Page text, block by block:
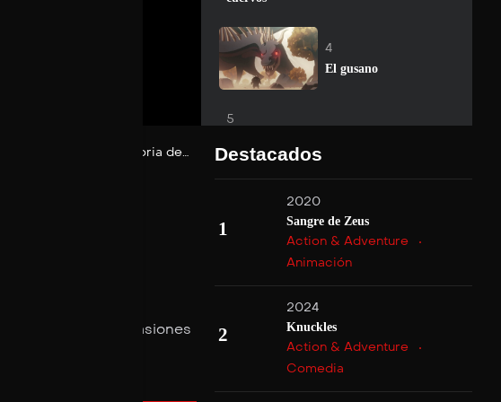
4
El gusano
Suscribirse
5
Suscribirse
6
de…
Suscribirse
7
Si tuviera un
Suscribirse
8
La canción de Sigrid
Esta es la historia de…
y honor. Las pasiones
Destacados
1
2020
Sangre de Zeus
Action & Adventure
Animación
2
2024
Knuckles
Action & Adventure
Comedia